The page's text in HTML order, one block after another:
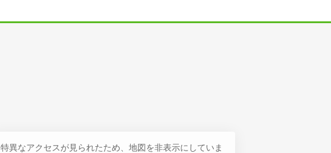
特異なアクセスが見られたため、地図を非表示にしていま